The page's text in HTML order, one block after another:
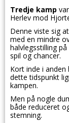
Tredje kamp
Herlev mod
Denne viste sig
med en mindre
halvlegsstilling
spil og chancer.
Kort inde i
dette tidspunkt
kampen.
Men på nogle
både reduceret
stemning.